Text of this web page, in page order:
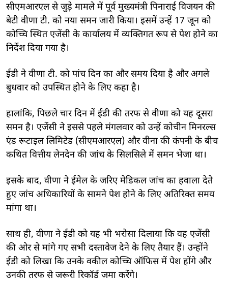
सीएमआरएल से जुड़े मामले में पूर्व मुख्यमंत्री पिनाराई विजयन की
बेटी वीणा टी. को नया समन जारी किया। इसमें उन्हें 17 जून को
कोच्चि स्थित एजेंसी के कार्यालय में व्यक्तिगत रूप से पेश होने का
निर्देश दिया गया है।
ईडी ने वीणा टी. को पांच दिन का और समय दिया है और अगले
बुधवार को उपस्थित होने के लिए कहा है।
हालांकि, पिछले चार दिन में ईडी की तरफ से वीणा को यह दूसरा
समन है। एजेंसी ने इससे पहले मंगलवार को उन्हें कोचीन मिनरल्स
एंड रूटाइल लिमिटेड (सीएमआरएल) और वीना की कंपनी के बीच
कथित वित्तीय लेनदेन की जांच के सिलसिले में समन भेजा था।
इसके बाद, वीणा ने ईमेल के जरिए मेडिकल जांच का हवाला देते
हुए जांच अधिकारियों के सामने पेश होने के लिए अतिरिक्त समय
मांगा था।
साथ ही, वीणा ने ईडी को यह भी भरोसा दिलाया कि वह एजेंसी
की ओर से मांगे गए सभी दस्तावेज देने के लिए तैयार हैं। उन्होंने
ईडी को लिखा कि उनके वकील कोच्चि ऑफिस में पेश होंगे और
उनकी तरफ से जरूरी रिकॉर्ड जमा करेंगे।